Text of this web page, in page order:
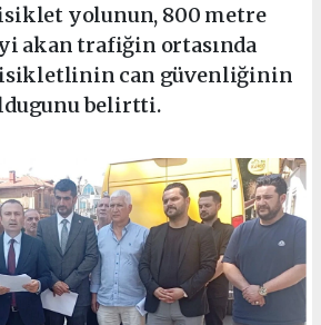
yolunun, 800 metre
akan trafiğin ortasında
can güvenliğinin
belirtti.